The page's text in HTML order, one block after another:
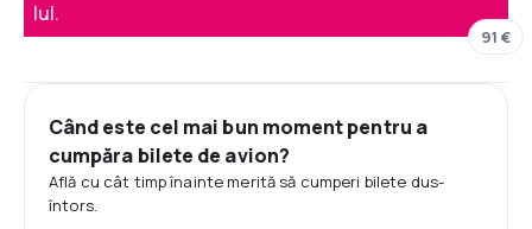
Iul.
91 €
Când este cel mai bun moment pentru a
cumpăra bilete de avion?
Află cu cât timp înainte merită să cumperi bilete dus-
întors.